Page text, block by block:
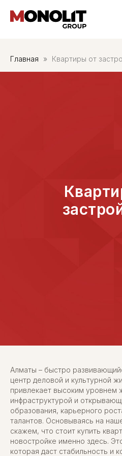
Главная Квартиры от
Алматы – быстро
центр деловой и культурной
привлекает высоким уровнем
инфраструктурой и
образования, карьерного
талантов. Основываясь на
скажем, что стоит купить
новостройке именно здесь.
которая даст стабильность и